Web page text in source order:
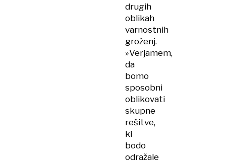
drugih
oblikah
varnostnih
groženj.
»Verjamem,
da
bomo
sposobni
oblikovati
skupne
rešitve,
ki
bodo
odražale